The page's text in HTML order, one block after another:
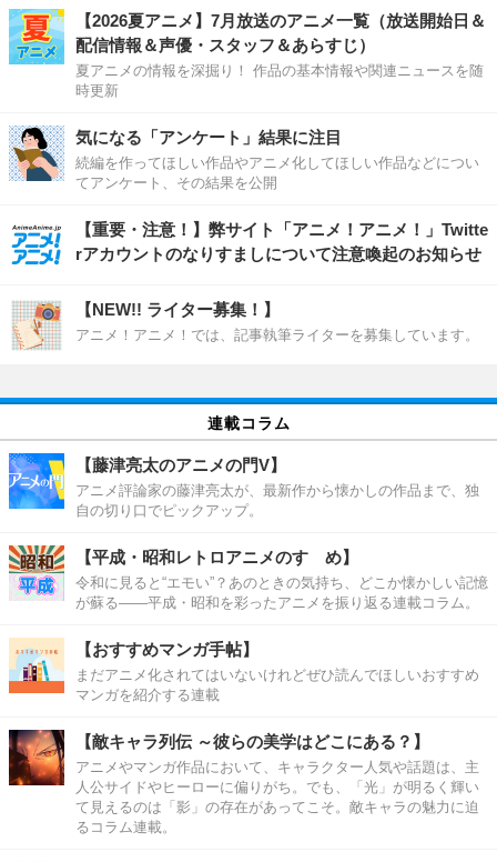
【2026夏アニメ】7月放送のアニメ一覧（放送開始日＆
配信情報＆声優・スタッフ＆あらすじ）
夏アニメの情報を深掘り！ 作品の基本情報や関連ニュースを随
時更新
気になる「アンケート」結果に注目
続編を作ってほしい作品やアニメ化してほしい作品などについ
てアンケート、その結果を公開
【重要・注意！】弊サイト「アニメ！アニメ！」Twitte
rアカウントのなりすましについて注意喚起のお知らせ
【NEW!! ライター募集！】
アニメ！アニメ！では、記事執筆ライターを募集しています。
連載コラム
【藤津亮太のアニメの門V】
アニメ評論家の藤津亮太が、最新作から懐かしの作品まで、独
自の切り口でピックアップ。
【平成・昭和レトロアニメのすゝめ】
令和に見ると“エモい”？あのときの気持ち、どこか懐かしい記憶
が蘇る――平成・昭和を彩ったアニメを振り返る連載コラム。
【おすすめマンガ手帖】
まだアニメ化されてはいないけれどぜひ読んでほしいおすすめ
マンガを紹介する連載
【敵キャラ列伝 ～彼らの美学はどこにある？】
アニメやマンガ作品において、キャラクター人気や話題は、主
人公サイドやヒーローに偏りがち。でも、「光」が明るく輝い
て見えるのは「影」の存在があってこそ。敵キャラの魅力に迫
るコラム連載。